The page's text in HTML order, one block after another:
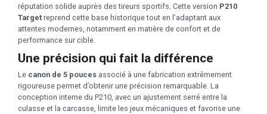
réputation solide auprès des tireurs sportifs. Cette version P210
Target reprend cette base historique tout en l’adaptant aux
attentes modernes, notamment en matière de confort et de
performance sur cible.
Une précision qui fait la différence
Le canon de 5 pouces associé à une fabrication extrêmement
rigoureuse permet d’obtenir une précision remarquable. La
conception interne du P210, avec un ajustement serré entre la
culasse et la carcasse, limite les jeux mécaniques et favorise une